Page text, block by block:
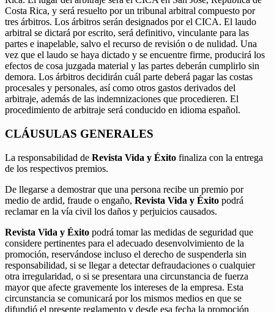
Costa Rica, y será resuelto por un tribunal arbitral compuesto por
tres árbitros. Los árbitros serán designados por el CICA. El laudo
arbitral se dictará por escrito, será definitivo, vinculante para las
partes e inapelable, salvo el recurso de revisión o de nulidad. Una
vez que el laudo se haya dictado y se encuentre firme, producirá los
efectos de cosa juzgada material y las partes deberán cumplirlo sin
demora. Los árbitros decidirán cuál parte deberá pagar las costas
procesales y personales, así como otros gastos derivados del
arbitraje, además de las indemnizaciones que procedieren. El
procedimiento de arbitraje será conducido en idioma español.
CLÁUSULAS GENERALES
La responsabilidad de Revista Vida y Éxito finaliza con la entrega
de los respectivos premios.
De llegarse a demostrar que una persona recibe un premio por
medio de ardid, fraude o engaño, Revista Vida y Éxito podrá
reclamar en la vía civil los daños y perjuicios causados.
Revista Vida y Éxito podrá tomar las medidas de seguridad que
considere pertinentes para el adecuado desenvolvimiento de la
promoción, reservándose incluso el derecho de suspenderla sin
responsabilidad, si se llegar a detectar defraudaciones o cualquier
otra irregularidad, o si se presentara una circunstancia de fuerza
mayor que afecte gravemente los intereses de la empresa. Esta
circunstancia se comunicará por los mismos medios en que se
difundió el presente reglamento y desde esa fecha la promoción